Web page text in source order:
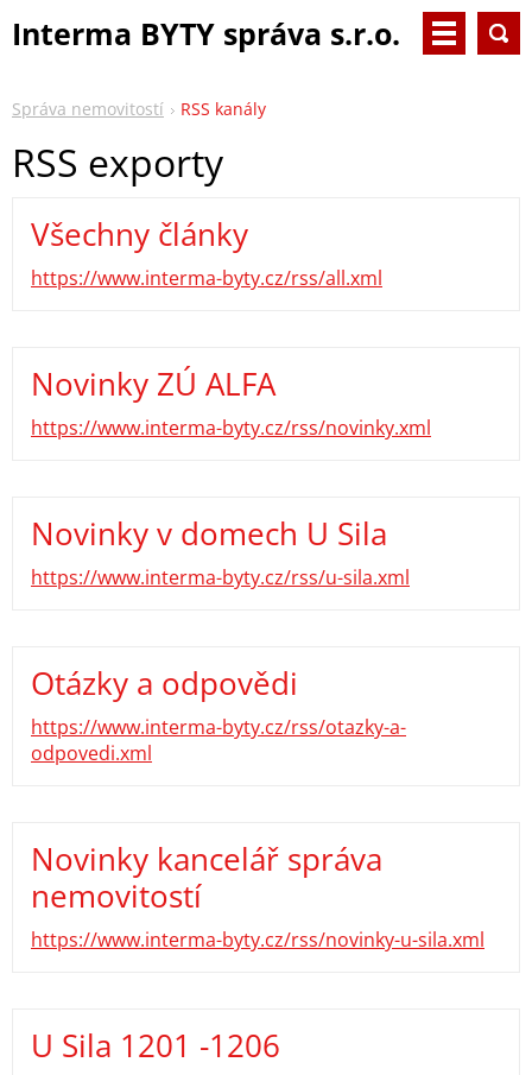
Interma BYTY správa s.r.o.
Správa nemovitostí RSS kanály
RSS exporty
Všechny články
https://www.interma-byty.cz/rss/all.xml
Novinky ZÚ ALFA
https://www.interma-byty.cz/rss/novinky.xml
Novinky v domech U Sila
https://www.interma-byty.cz/rss/u-sila.xml
Otázky a odpovědi
https://www.interma-byty.cz/rss/otazky-a-
odpovedi.xml
Novinky kancelář správa
nemovitostí
https://www.interma-byty.cz/rss/novinky-u-sila.xml
U Sila 1201 -1206